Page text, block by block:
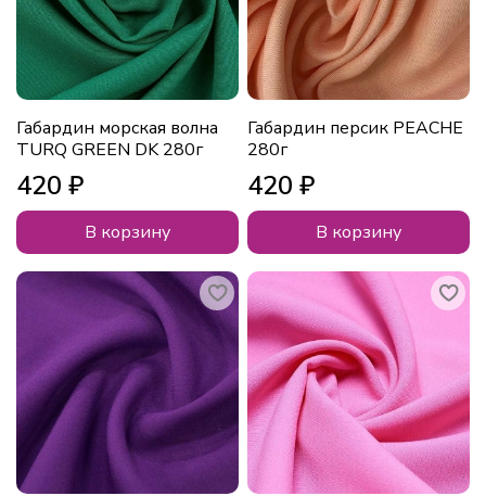
Габардин морская волна
TURQ GREEN DK 280г
420 ₽
В корзину
Габардин персик PEACHE
280г
420 ₽
В корзину